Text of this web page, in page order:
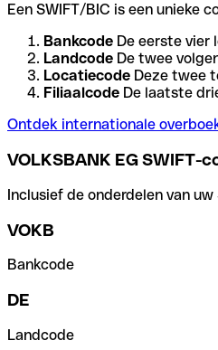
Een SWIFT/BIC is een unieke
Bankcode De eerste vier
Landcode De twee
Locatiecode Deze twee
Filiaalcode De laatste
Ontdek internationale
VOLKSBANK EG SWIFT-
Inclusief de onderdelen van
VOKB
Bankcode
DE
Landcode